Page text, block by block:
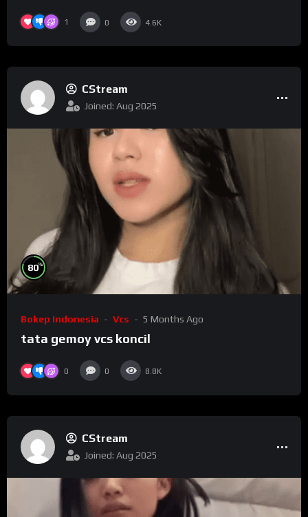
1 0 4.6K
CStream
Joined: Aug 2025
80%
Bokep Indonesia Vcs 5 Months Ago
tata gemoy vcs koncil
0 0 8.8K
CStream
Joined: Aug 2025